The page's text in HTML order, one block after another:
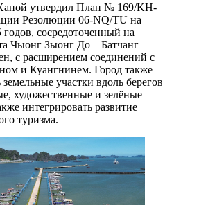
утвердил План № 169/KH-
Резолюции 06-NQ/TU на
сосредоточенный на
Чыонг Зыонг До – Батчанг –
с расширением соединений с
и Куангнинем. Город также
участки вдоль берегов
художественные и зелёные
интегрировать развитие
туризма.